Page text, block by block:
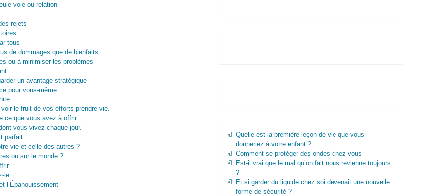
voie ou relation
rejets
tous
de dommages que de bienfaits
ou à minimiser les problèmes
un avantage stratégique
pour vous-même
le fruit de vos efforts prendre vie.
ce que vous avez à offrir.
vous vivez chaque jour.
parfait
vie et celle des autres ?
ou sur le monde ?
le.
l’Épanouissement
Quelle est la première leçon de vie que vous
donneriez à votre enfant ?
Comment se protéger des ondes chez vous
Est-il vrai que le mal qu’on fait nous revienne toujours
?
Et si garder du liquide chez soi devenait une nouvelle
forme de sécurité ?